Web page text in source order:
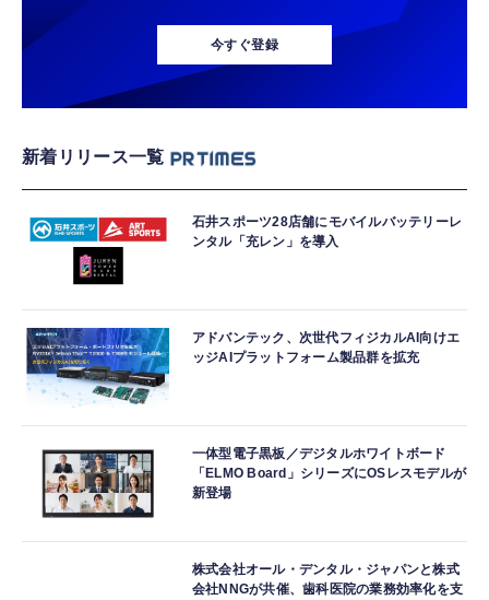
今すぐ登録
新着リリース一覧
石井スポーツ28店舗にモバイルバッテリーレ
ンタル「充レン」を導入
アドバンテック、次世代フィジカルAI向けエ
ッジAIプラットフォーム製品群を拡充
一体型電子黒板／デジタルホワイトボード
「ELMO Board」シリーズにOSレスモデルが
新登場
株式会社オール・デンタル・ジャパンと株式
会社NNGが共催、歯科医院の業務効率化を支